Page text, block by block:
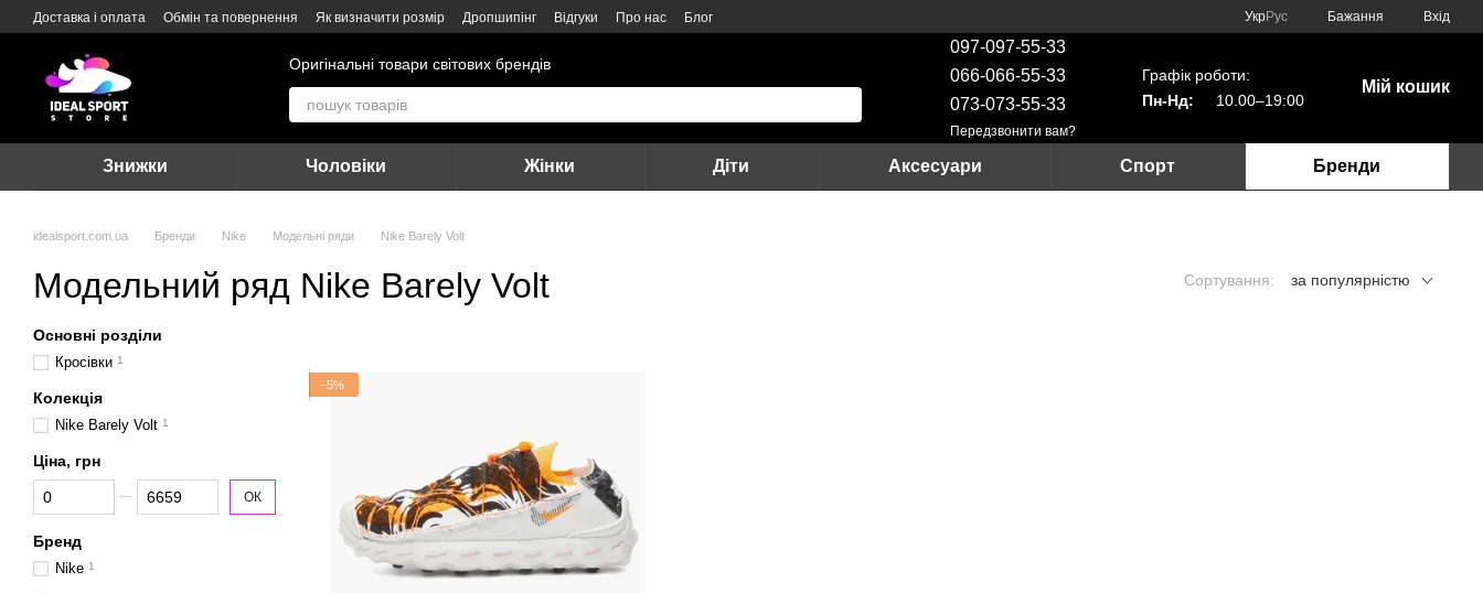
Перейти до основного контенту
Доставка і оплата Обмін та повернення Як визначити розмір Дропшипінг Відгуки Про нас Блог УкрРус Бажання Вхід
Оригінальні товари світових брендів
097-097-55-33
066-066-55-33
073-073-55-33
Передзвонити вам?
Графік роботи:
Пн-Нд:
10.00–19:00
Мій кошик
Знижки Чоловіки Жінки Діти Аксесуари Спорт Бренди
idealsport.com.ua Бренди Nike Модельні ряди Nike Barely Volt
Модельний ряд Nike Barely Volt Сортування: за популярністю
−5%
Основні розділи
Кросівки 1
Колекція
Nike Barely Volt 1
Ціна, грн
Від Ціна, грн
До Ціна, грн ОК
Бренд
Nike 1